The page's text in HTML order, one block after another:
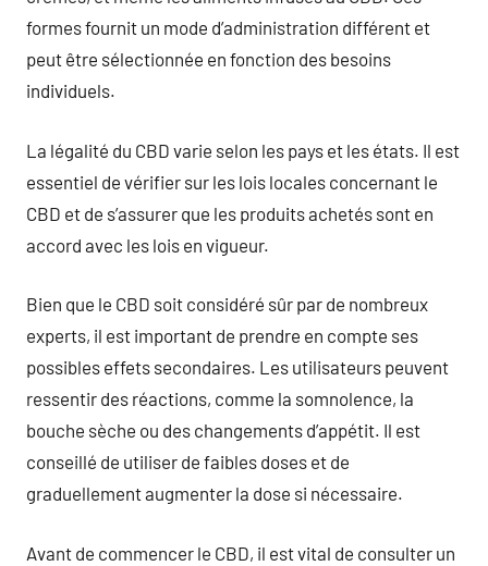
formes fournit un mode d’administration différent et
peut être sélectionnée en fonction des besoins
individuels.
La légalité du CBD varie selon les pays et les états. Il est
essentiel de vérifier sur les lois locales concernant le
CBD et de s’assurer que les produits achetés sont en
accord avec les lois en vigueur.
Bien que le CBD soit considéré sûr par de nombreux
experts, il est important de prendre en compte ses
possibles effets secondaires. Les utilisateurs peuvent
ressentir des réactions, comme la somnolence, la
bouche sèche ou des changements d’appétit. Il est
conseillé de utiliser de faibles doses et de
graduellement augmenter la dose si nécessaire.
Avant de commencer le CBD, il est vital de consulter un